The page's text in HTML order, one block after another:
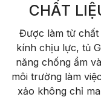
CHẤT
Được làm từ chất
kính chịu lực, tủ
năng chống ẩm
môi trường làm
xảo không chỉ